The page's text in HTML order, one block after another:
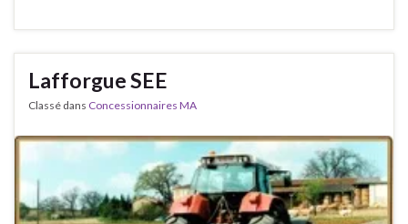
Lafforgue SEE
Classé dans Concessionnaires MA